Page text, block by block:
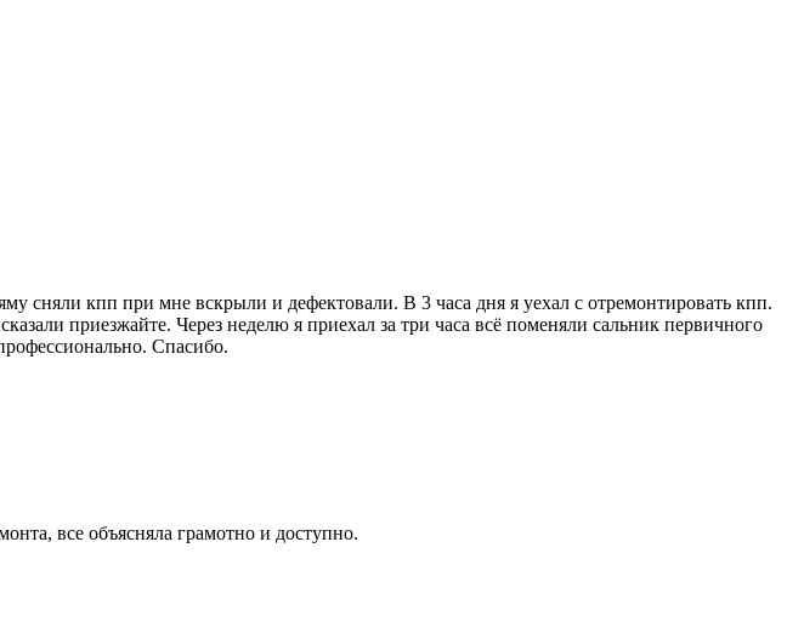
сняли кпп при мне вскрыли и дефектовали. В 3 часа дня я уехал с отремонтировать кпп.
приезжайте. Через неделю я приехал за три часа всё поменяли сальник первичного
Спасибо.
все объясняла грамотно и доступно.